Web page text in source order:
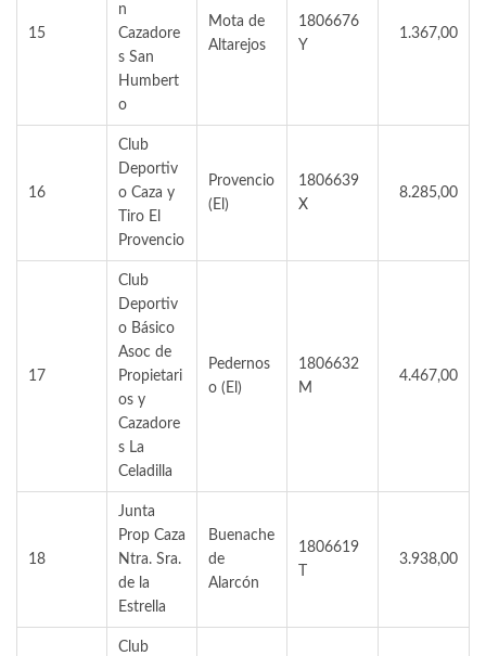
15
n
Cazadore
s San
Humbert
o
Mota de
Altarejos
1806676
Y
1.367,00
16
Club
Deportiv
o Caza y
Tiro El
Provencio
Provencio
(El)
1806639
X
8.285,00
17
Club
Deportiv
o Básico
Asoc de
Propietari
os y
Cazadore
s La
Celadilla
Pedernos
o (El)
1806632
M
4.467,00
18
Junta
Prop Caza
Ntra. Sra.
de la
Estrella
Buenache
de
Alarcón
1806619
3.938,00
Club